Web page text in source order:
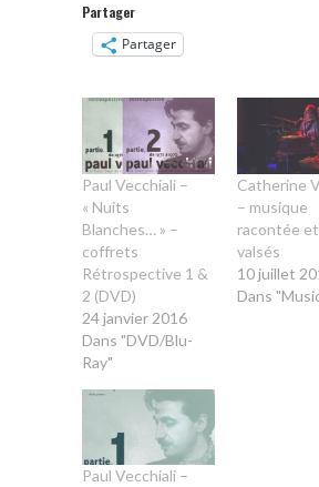
Partager
Partager
Paul Vecchiali –
« Nuits
Blanches… » –
coffrets
Rétrospective 1 &
2 (DVD)
24 janvier 2016
Dans "DVD/Blu-
Ray"
Catherine
– musique
racontée
valsés
10 juillet
Dans
Paul Vecchiali –